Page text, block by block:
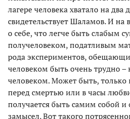
лагере человека хватало на два
свидетельствует Шаламов. И
о себе, что легче быть слабым
получеловеком, податливым
рода экспериментов,
человеком быть очень трудно –
человеком. Может быть,
перед смертью или в часы
получается быть самим собой
замысел. Вот такого